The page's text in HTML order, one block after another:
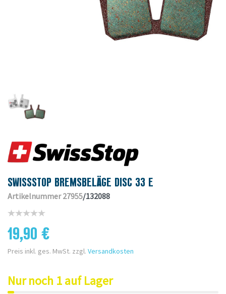
SWISSSTOP BREMSBELÄGE DISC 33 E
Artikelnummer 27955/132088
19,90 €
Preis inkl. ges. MwSt. zzgl. Versandkosten
Nur noch 1 auf Lager